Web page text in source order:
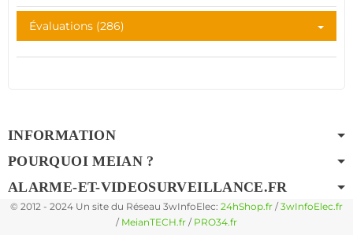
Évaluations (286)
INFORMATION
POURQUOI MEIAN ?
ALARME-ET-VIDEOSURVEILLANCE.FR
© 2012 - 2024 Un site du Réseau 3wInfoElec: 24hShop.fr / 3wInfoElec.fr
/ MeianTECH.fr / PRO34.fr